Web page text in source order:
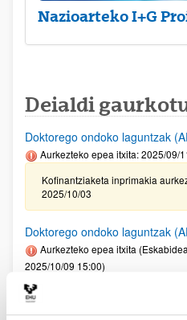
Nazioarteko I+G
Deialdi
Doktorego ondoko laguntzak
Aurkezteko epea itxita: 2025/09/
Kofinantziaketa inprimakia
2025/10/03
Doktorego ondoko laguntzak
Aurkezteko epea itxita
2025/10/09 15:00)